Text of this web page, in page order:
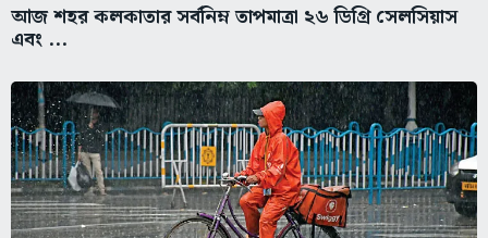
আজ শহর কলকাতার সর্বনিম্ন তাপমাত্রা ২৬ ডিগ্রি সেলসিয়াস
এবং ...